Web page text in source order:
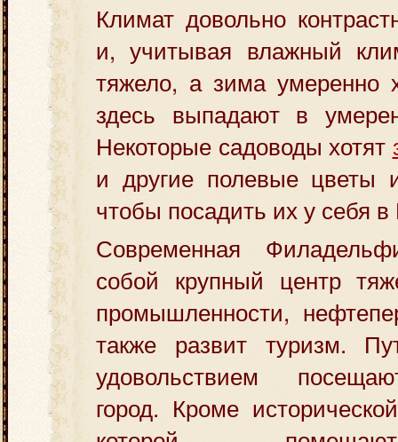
Климат довольно
и, учитывая влажный
тяжело, а зима умеренно
здесь выпадают в
Некоторые садоводы хотят
и другие полевые цветы
чтобы посадить их у себя
Современная
собой крупный центр
промышленности,
также развит туризм.
удовольствием
город. Кроме